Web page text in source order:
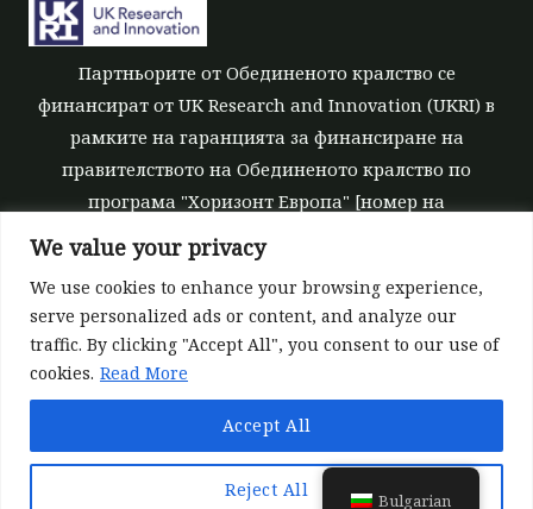
We value your privacy
We use cookies to enhance your browsing experience,
serve personalized ads or content, and analyze our
traffic. By clicking "Accept All", you consent to our use of
cookies. Read More
Reject All
Accept All
Партньорите от Обединеното кралство се
финансират от UK Research and Innovation (UKRI) в
рамките на гаранцията за финансиране на
правителството на Обединеното кралство по
програма "Хоризонт Европа" [номер на
безвъзмездните средства 10039700].
©All rights reserved 2022-2026 | ReForest project
Designed and Developed byEuroproject Ltd.
Данни
Отказ от отговорност за инструменти
Bulgarian